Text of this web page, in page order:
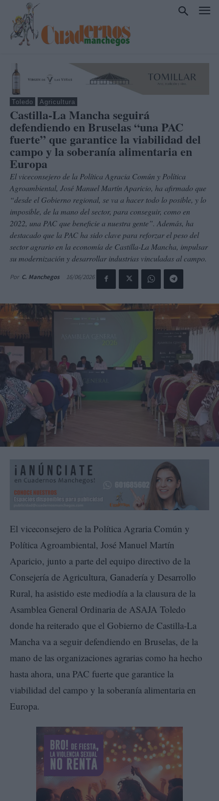
Toledo Agricultura
Castilla-La Mancha seguirá
defendiendo en Bruselas “una PAC
fuerte” que garantice la viabilidad del
campo y la soberanía alimentaria en
Europa
El viceconsejero de la Política Agracia Común y Política
Agroambiental, José Manuel Martín Aparicio, ha afirmado que
“desde el Gobierno regional, se va a hacer todo lo posible, y lo
imposible, de la mano del sector, para conseguir, como en
2022, una PAC que beneficie a nuestra gente”. Además, ha
destacado que la PAC ha sido clave para reforzar el peso del
sector agrario en la economía de Castilla-La Mancha, impulsar
su modernización y desarrollar industrias vinculadas al campo.
Por C. Manchegos 16/06/2026
El viceconsejero de la Política Agraria Común y
Política Agroambiental, José Manuel Martín
Aparicio, junto a parte del equipo directivo de la
Consejería de Agricultura, Ganadería y Desarrollo
Rural, ha asistido este mediodía a la clausura de la
Asamblea General Ordinaria de ASAJA Toledo
donde ha reiterado que el Gobierno de Castilla-La
Mancha va a seguir defendiendo en Bruselas, de la
mano de las organizaciones agrarias como ha hecho
hasta ahora, una PAC fuerte que garantice la
viabilidad del campo y la soberanía alimentaria en
Europa.